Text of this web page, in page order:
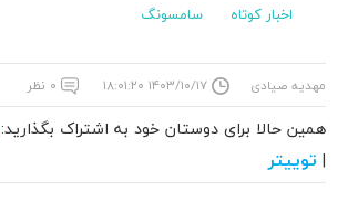
اخبار کوتاه سامسونگ
مهدیه صیادی ۱۴۰۳/۱۰/۱۷ ۱۸:۰۱:۲۰ ۰ نظر
همین حالا برای دوستان خود به اشتراک بگذارید:
| توییتر